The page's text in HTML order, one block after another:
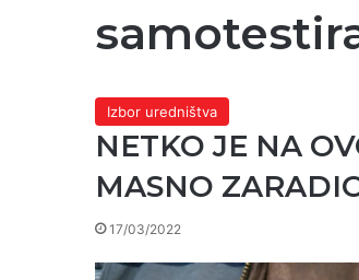
Izbor uredništva
NETKO JE NA
MASNO
17/03/2022